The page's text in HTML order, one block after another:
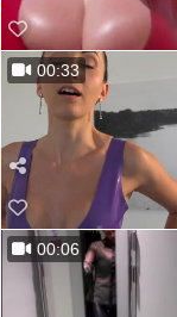
00:33
00:06